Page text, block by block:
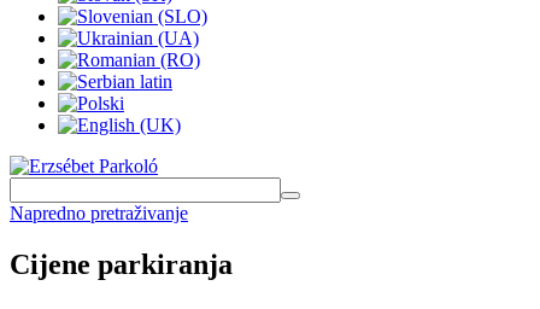
Napredno pretraživanje
Cijene parkiranja